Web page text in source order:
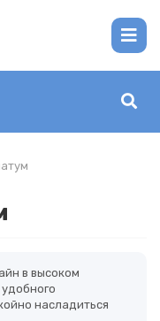
в высоком
насладиться